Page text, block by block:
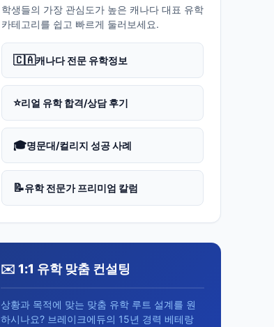
학생들의 가장 관심도가 높은 캐나다 대표 유학
카테고리를 쉽고 빠르게 둘러보세요.
🇨🇦캐나다 전문 유학정보
⭐리얼 유학 합격/상담 후기
🎓명문대/컬리지 성공 사례
📝유학 전문가 프리미엄 칼럼
✉️ 1:1 유학 맞춤 컨설팅
상황과 목적에 맞는 맞춤 유학 루트 설계를 원
하시나요? 브레이크에듀의 15년 경력 베테랑